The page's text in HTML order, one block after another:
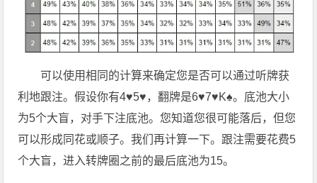
可以使用相同的计算来确定您是否可以通过听牌获
利地跟注。假设你有4♥5♥，翻牌是6♥7♥K♠。底池大小
为5个大盲，对手下注底池。您知道您很可能落后，但您
可以形成同花或顺子。我们再计算一下。跟注需要花费5
个大盲，进入转牌圈之前的最后底池为15。